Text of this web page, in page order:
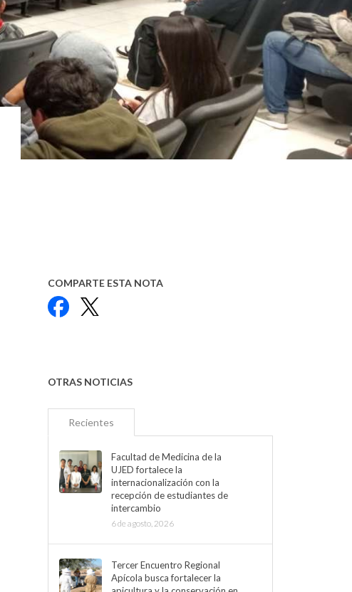
COMPARTE ESTA NOTA
Facebook
OTRAS NOTICIAS
Recientes
Facultad de Medicina de la
UJED fortalece la
internacionalización con la
recepción de estudiantes de
intercambio
6 de agosto, 2026
Tercer Encuentro Regional
Apícola busca fortalecer la